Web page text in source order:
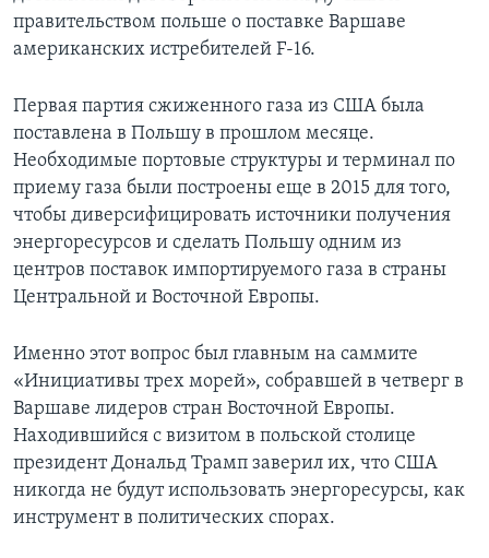
правительством польше о поставке Варшаве
американских истребителей F-16.
Первая партия сжиженного газа из США была
поставлена в Польшу в прошлом месяце.
Необходимые портовые структуры и терминал по
приему газа были построены еще в 2015 для того,
чтобы диверсифицировать источники получения
энергоресурсов и сделать Польшу одним из
центров поставок импортируемого газа в страны
Центральной и Восточной Европы.
Именно этот вопрос был главным на саммите
«Инициативы трех морей», собравшей в четверг в
Варшаве лидеров стран Восточной Европы.
Находившийся с визитом в польской столице
президент Дональд Трамп заверил их, что США
никогда не будут использовать энергоресурсы, как
инструмент в политических спорах.